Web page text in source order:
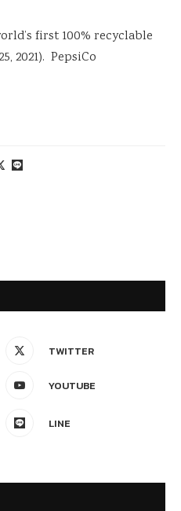
first 100% recyclable
2021). PepsiCo
TWITTER
YOUTUBE
LINE